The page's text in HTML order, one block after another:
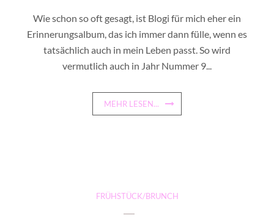
Wie schon so oft gesagt, ist Blogi für mich eher ein
Erinnerungsalbum, das ich immer dann fülle, wenn es
tatsächlich auch in mein Leben passt. So wird
vermutlich auch in Jahr Nummer 9...
MEHR LESEN...
FRÜHSTÜCK/BRUNCH